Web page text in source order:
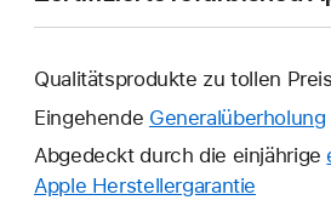
Qualitätsprodukte zu tollen
Eingehende Generalüberholung
Abgedeckt durch die einjährige
Apple Herstellergarantie